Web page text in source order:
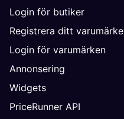
Login för butiker
Registrera ditt varumärke
Login för varumärken
Annonsering
Widgets
PriceRunner API